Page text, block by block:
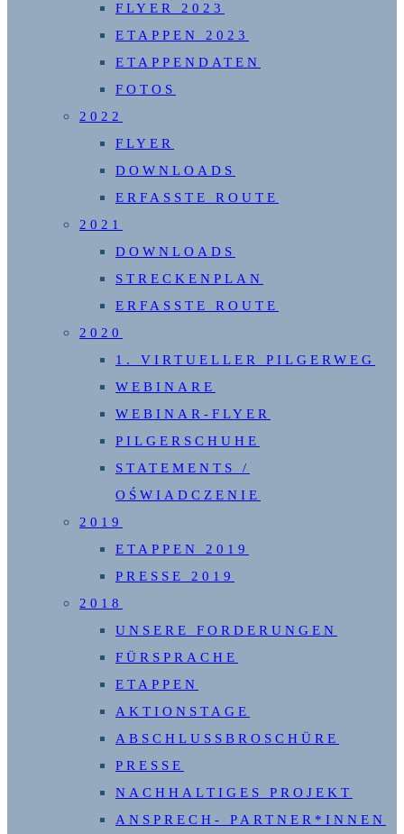
FLYER 2023
ETAPPEN 2023
ETAPPENDATEN
FOTOS
2022
FLYER
DOWNLOADS
ERFASSTE ROUTE
2021
DOWNLOADS
STRECKENPLAN
ERFASSTE ROUTE
2020
1. VIRTUELLER PILGERWEG
WEBINARE
WEBINAR-FLYER
PILGERSCHUHE
STATEMENTS /
OŚWIADCZENIE
2019
ETAPPEN 2019
PRESSE 2019
2018
UNSERE FORDERUNGEN
FÜRSPRACHE
ETAPPEN
AKTIONSTAGE
ABSCHLUSSBROSCHÜRE
PRESSE
NACHHALTIGES PROJEKT
ANSPRECH- PARTNER*INNEN